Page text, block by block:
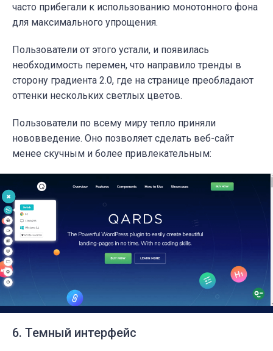
часто прибегали к использованию монотонного фона
для максимального упрощения.
Пользователи от этого устали, и появилась
необходимость перемен, что направило тренды в
сторону градиента 2.0, где на странице преобладают
оттенки нескольких светлых цветов.
Пользователи по всему миру тепло приняли
нововведение. Оно позволяет сделать веб-сайт
менее скучным и более привлекательным:
6. Темный интерфейс